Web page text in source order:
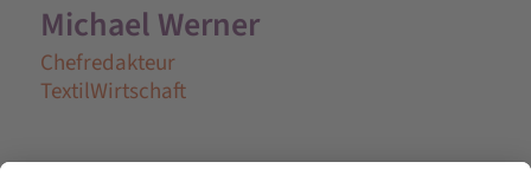
Michael Werner
Chefredakteur
TextilWirtschaft